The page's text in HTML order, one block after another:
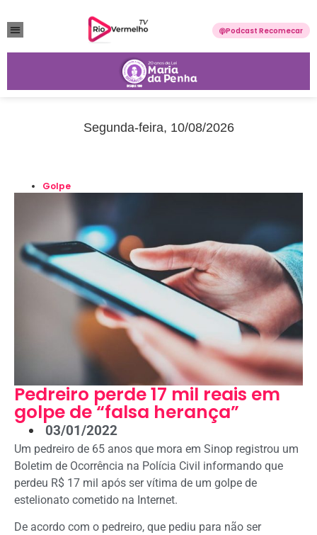
Podcast Recomecar
Segunda-feira, 10/08/2026
Golpe
Pedreiro perde 17 mil reais em
golpe de “falsa herança”
03/01/2022
Um pedreiro de 65 anos que mora em Sinop registrou um
Boletim de Ocorrência na Polícia Civil informando que
perdeu R$ 17 mil após ser vítima de um golpe de
estelionato cometido na Internet.
De acordo com o pedreiro, que pediu para não ser